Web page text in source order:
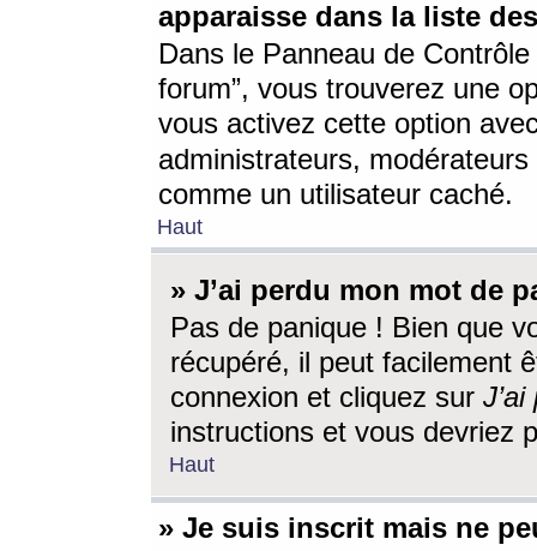
apparaisse dans la liste
Dans le Panneau de
forum”, vous trouverez une
vous activez cette option
administrateurs,
comme un utilisateur caché.
Haut
» J’ai perdu mon mot de
Pas de panique ! Bien que
récupéré, il peut facilement
connexion et cliquez sur
instructions et vous devriez
Haut
» Je suis inscrit mais ne